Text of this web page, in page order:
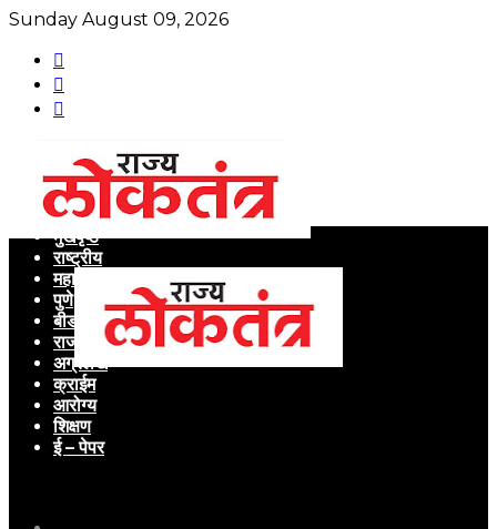
Sunday August 09, 2026
मुखपृष्ठ
राष्ट्रीय
महाराष्ट्र
पुणे
बीड
राजकारण
अग्रलेख
क्राईम
आरोग्य
शिक्षण
ई – पेपर